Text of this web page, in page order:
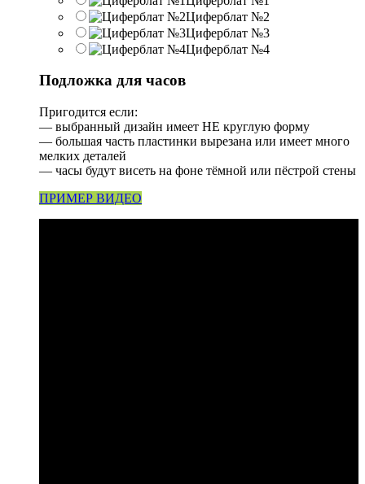
Циферблат №2
Циферблат №3
Циферблат №4
Подложка для часов
Пригодится если:
— выбранный дизайн имеет НЕ круглую форму
— большая часть пластинки вырезана или имеет много
мелких деталей
— часы будут висеть на фоне тёмной или пёстрой стены
ПРИМЕР ВИДЕО